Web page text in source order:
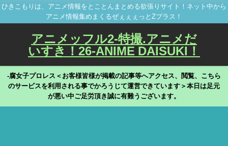
ひきこもりは、アニメ情報をとことんまとめる欲張りサイト！ネット中から
アニメ情報集めまくるぜぇぇぇっとZプラス！
アニメッフル2-特撮.アニメだ
いすき！26-ANIME DAISUKI！
-腐女子プロレス＜お客様皆様が掲載の記事等へアクセス、閲覧、こちら
のサービスを利用される事でかろうじて運営できています＞本日は足元
が悪い中ご足労頂き誠に有難うございます。